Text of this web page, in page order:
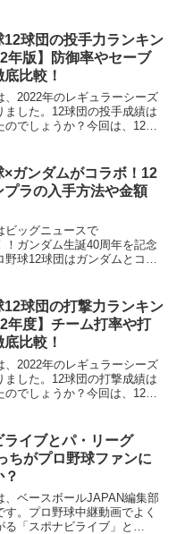
の病院を表示しています。こ
分県にある整...
12球団の投手力ランキン
年版】防御率やセーブ
比較！
、2022年のレギュラーシーズ
ました。12球団の投手成績は
のでしょうか？今回は、12球
い！① 防御率ランキング
ジ）②...
×ガンダムがコラボ！12
プラの入手方法や金額
ビッグニュースで
！ガンダム生誕40周年を記念
野球12球団はガンダムとコラ
るんでしょう？まず、目玉企
、プロ野球12球団...
12球団の打撃力ランキン
年度】チーム打率や打
比較！
、2022年のレギュラーシーズ
ました。12球団の打撃成績は
のでしょうか？今回は、12球
い！① 打率ランキング（こ
② ...
ライブとパ・リーグ
ちがプロ野球ファンに
、ベースボールJAPAN編集部
す。プロ野球中継動画でよく
る「スポナビライブ」と